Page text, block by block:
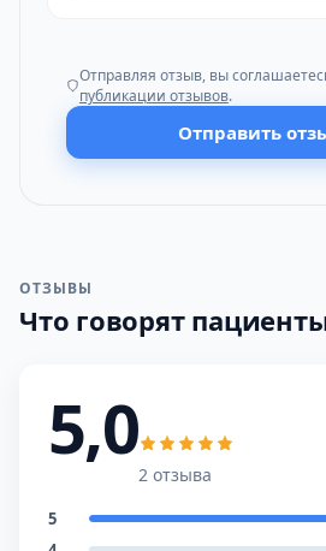
Отправляя отзыв, вы
публикации отзывов.
Отправить
ОТЗЫВЫ
Что говорят
5,0
2 отзыва
5